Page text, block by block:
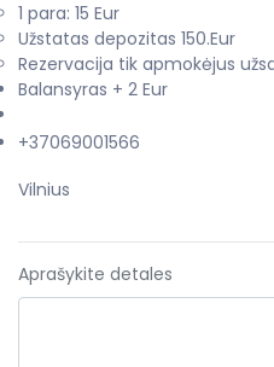
1 para: 15 Eur
Užstatas depozitas 150.Eur
Rezervacija tik apmokėjus
Balansyras + 2 Eur
+37069001566
Vilnius
Aprašykite detales